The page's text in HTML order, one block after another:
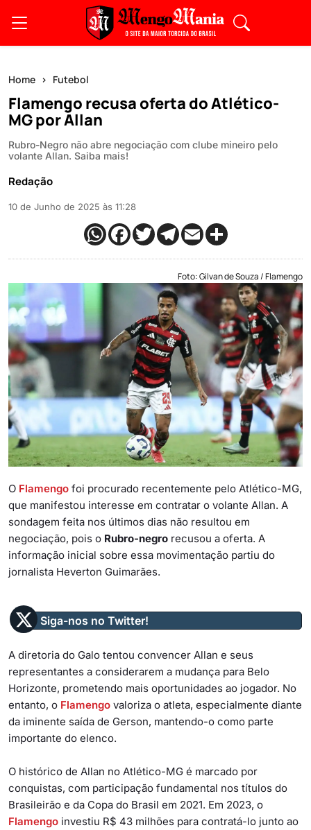
Home Futebol
Flamengo recusa oferta do Atlético-
MG por Allan
Rubro-Negro não abre negociação com clube mineiro pelo
volante Allan. Saiba mais!
Redação
10 de Junho de 2025 às 11:28
Foto: Gilvan de Souza / Flamengo
O Flamengo foi procurado recentemente pelo Atlético-MG,
que manifestou interesse em contratar o volante Allan. A
sondagem feita nos últimos dias não resultou em
negociação, pois o Rubro-negro recusou a oferta. A
informação inicial sobre essa movimentação partiu do
jornalista Heverton Guimarães.
Siga-nos no Twitter!
A diretoria do Galo tentou convencer Allan e seus
representantes a considerarem a mudança para Belo
Horizonte, prometendo mais oportunidades ao jogador. No
entanto, o Flamengo valoriza o atleta, especialmente diante
da iminente saída de Gerson, mantendo-o como parte
importante do elenco.
O histórico de Allan no Atlético-MG é marcado por
conquistas, com participação fundamental nos títulos do
Brasileirão e da Copa do Brasil em 2021. Em 2023, o
Flamengo investiu R$ 43 milhões para contratá-lo junto ao